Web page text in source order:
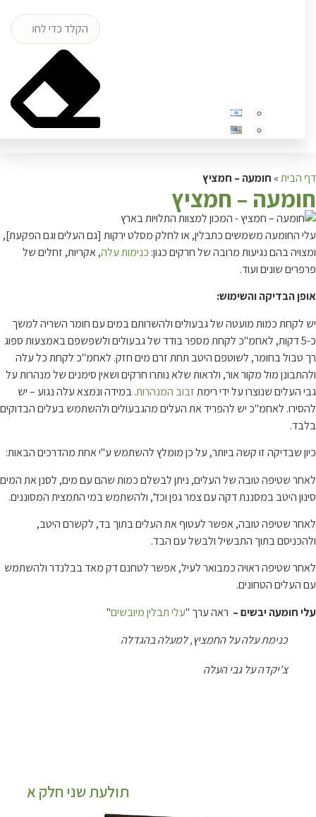
»חומעה – חמציץ
– חמציץ
משמשים כתבלין, או לחלק מסלט ירקות [גם העלים וגם הפקעת],
בהם נגיעות מרובה של חרקים כגון:כנימות עלה, אקריות, זחלים של
שונים ועוד.
הבדיקה והשימוש:
כמות מועטה של גבעולים ולהשרותם במים עם חומר השריה למשך
5 דקות, לאחמ"כ לקחת מספר בודד של גבעולים ולשפשפם באמצעות ספוג
בחומר, לשוטפם היטב תחת זרם מים חזק. לאחמ"כ לקחת כל עלה
מול מקור אור, ולראות שלא נותרו חרקים ושאין סימנים של מנהרות על
שנוצרו על ידי רימתזבוב המנהרות. במידה ונמצא עלה נגוע – יש
לאחמ"כ יש להפריד את העלים מהגבעולים ולהשתמש בעלים הבדוקים
שבדיקה זו קשה ביותר, על כן מומלץ להשתמש ע"י אחת מהדרכים הבאות:
שטיפה טובה של העלים, ניתן לבשלם כמות שהם עם מים, לסנן את המים
היטב במסננת דקה עם צמר גפן וכד', ולהשתמש במי התמצית המסוננים.
שטיפה טובה, אפשר לעטוף את העלים בתוך בד, לקשרם היטב,
בתוך התבשיל ולבשל עם הבד.
שטיפה ראויה כמבואר לעיל, אפשר לטחנם דק מאד בבלנדר ולהשתמש
הטחונים.
יבשים –ראה ערך "עלי תבלין מיובשים"
כנימת עלה על החמציץ, למעלה בהגדלה
צ'יקדה על גבי העלה
תולעת שני חלק א